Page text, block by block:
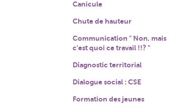
Canicule
Chute de hauteur
Communication " Non, mais
c'est quoi ce travail !!? "
Diagnostic territorial
Dialogue social : CSE
Formation des jeunes